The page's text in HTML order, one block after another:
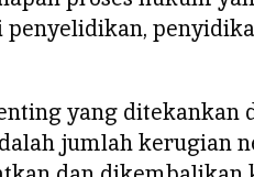
yang ditekankan
jumlah kerugian